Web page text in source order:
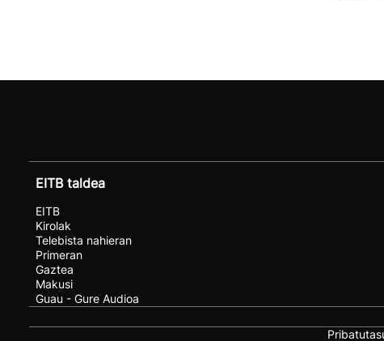
EITB taldea
EITB
Kirolak
Telebista nahieran
Primeran
Gaztea
Makusi
Guau - Gure Audioa